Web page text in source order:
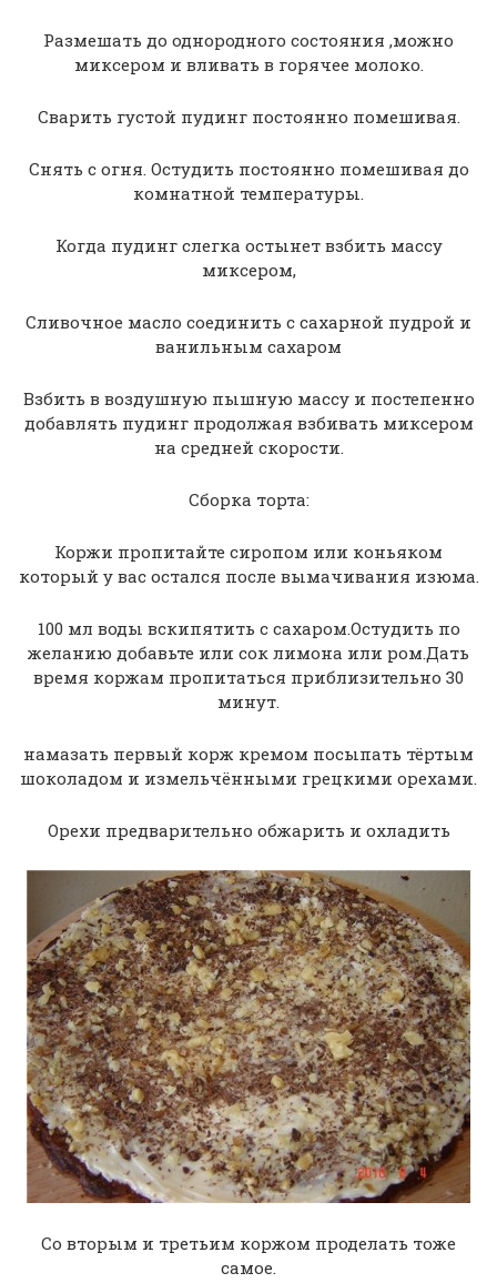
Размешать до однородного состояния ,можно
миксером и вливать в горячее молоко.
Сварить густой пудинг постоянно помешивая.
Снять с огня. Остудить постоянно помешивая до
комнатной температуры.
Когда пудинг слегка остынет взбить массу
миксером,
Сливочное масло соединить с сахарной пудрой и
ванильным сахаром
Взбить в воздушную пышную массу и постепенно
добавлять пудинг продолжая взбивать миксером
на средней скорости.
Сборка торта:
Коржи пропитайте сиропом или коньяком
который у вас остался после вымачивания изюма.
100 мл воды вскипятить с сахаром.Остудить по
желанию добавьте или сок лимона или ром.Дать
время коржам пропитаться приблизительно 30
минут.
намазать первый корж кремом посыпать тёртым
шоколадом и измельчёнными грецкими орехами.
Орехи предварительно обжарить и охладить
Со вторым и третьим коржом проделать тоже
самое.